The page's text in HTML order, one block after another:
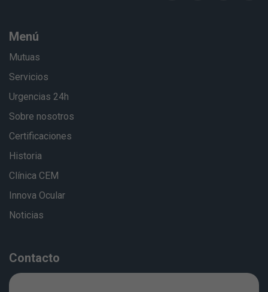
Menú
Mutuas
Servicios
Urgencias 24h
Sobre nosotros
Certificaciones
Historia
Clínica CEM
Innova Ocular
Noticias
Contacto